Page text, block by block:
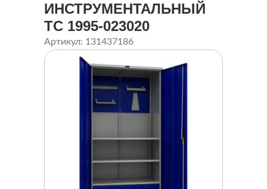
ИНСТРУМЕНТАЛЬНЫЙ
ТС 1995-023020
Артикул: 131437186